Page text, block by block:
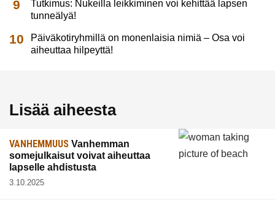
Tutkimus: Nukeilla leikkiminen voi kehittää lapsen
tunneälyä!
Päiväkotiryhmillä on monenlaisia nimiä – Osa voi
aiheuttaa hilpeyttä!
Lisää aiheesta
VANHEMMUUS Vanhemman
somejulkaisut voivat aiheuttaa
lapselle ahdistusta
3.10.2025